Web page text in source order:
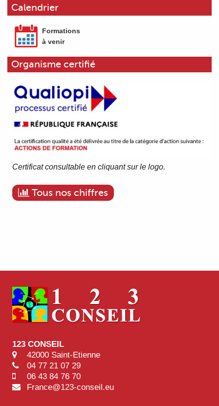
Calendrier
Formations
à venir
Organisme certifié
Certificat consultable en cliquant sur le logo.
Tous nos chiffres
123 CONSEIL
42000 Saint-Etienne
04 77 21 07 29
06 43 84 76 70
France@123-conseil.eu